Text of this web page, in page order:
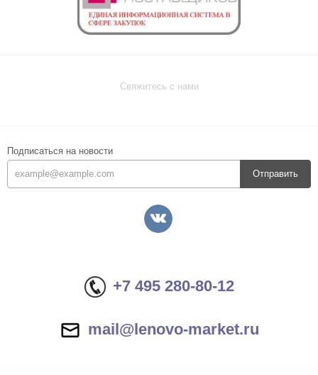
Свяжитесь с нами
Подписаться на новости
Отправить
+7 495 280-80-12
mail@lenovo-market.ru